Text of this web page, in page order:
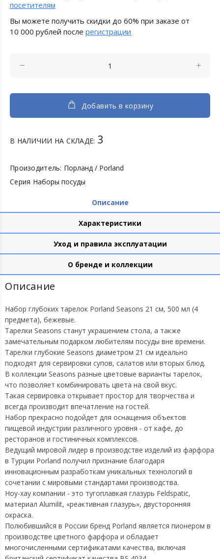
посетителям
Вы можете получить скидки до 60% при заказе от
10 000 рублей после регистрации
Добавить в корзину
В НАЛИЧИИ НА СКЛАДЕ: 3
Произодитель: Порланд / Porland
Серия Наборы посуды
Описание
Характеристики
Уход и правила эксплуатации
О бренде и коллекции
Описание
Набор глубоких тарелок Porland Seasons 21 см, 500 мл (4
предмета), бежевые.
Тарелки Seasons станут украшением стола, а также
замечательным подарком любителям посуды вне времени.
Тарелки глубокие Seasons диаметром 21 см идеально
подходят для сервировки супов, салатов или вторых блюд.
В коллекции Seasons разные цветовые варианты тарелок,
что позволяет комбинировать цвета на свой вкус.
Такая сервировка открывает простор для творчества и
всегда производит впечатление на гостей.
Набор прекрасно подойдет для оснащения объектов
пищевой индустрии различного уровня - от кафе, до
ресторанов и гостиничных комплексов.
Ведущий мировой лидер в производстве изделий из фарфора
в Турции Porland получил признание благодаря
инновационным разработкам уникальных технологий в
сочетании с мировыми стандартами производства.
Ноу-хау компании - это тугоплавкая глазурь Feldspatic,
материал Alumilit, «реактивная глазурь», двусторонняя
окраска.
Полюбившийся в России бренд Porland является пионером в
производстве цветного фарфора и обладает
многочисленными сертификатами качества, включая